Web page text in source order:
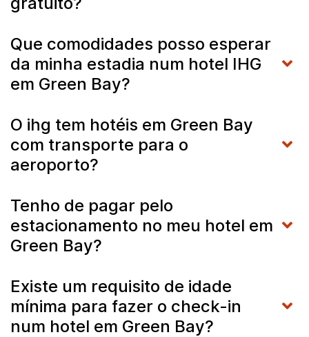
Que comodidades posso esperar
da minha estadia num hotel IHG
em Green Bay?
O ihg tem hotéis em Green Bay
com transporte para o
aeroporto?
Tenho de pagar pelo
estacionamento no meu hotel em
Green Bay?
Existe um requisito de idade
mínima para fazer o check-in
num hotel em Green Bay?